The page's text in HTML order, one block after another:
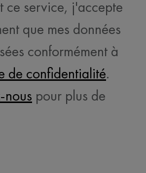
ce service, j'accepte
que mes données
conformément à
de confidentialité.
nous pour plus de